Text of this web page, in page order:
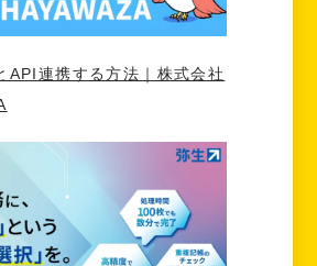
API連携する方法｜株式会社